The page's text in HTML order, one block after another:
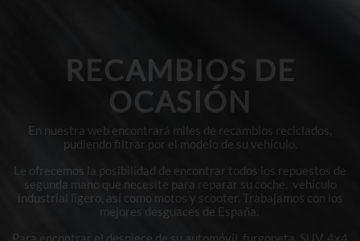
RECAMBIOS DE
OCASIÓN
En nuestra web encontrará miles de recambios reciclados,
pudiendo filtrar por el modelo de su vehículo.
Le ofrecemos la posibilidad de encontrar todos los repuestos de
segunda mano que necesite para reparar su coche, vehículo
industrial ligero, así como motos y scooter. Trabajamos con los
mejores desguaces de España.
Para encontrar el despiece de su automóvil, furgoneta, SUV, 4x4